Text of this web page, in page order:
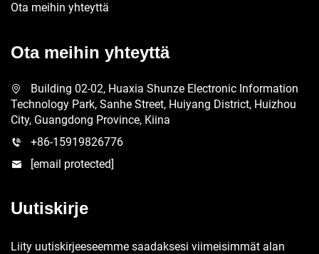
Ota meihin yhteyttä
Ota meihin yhteyttä
Building 02-02, Huaxia Shunze Electronic Information
Technology Park, Sanhe Street, Huiyang District, Huizhou
City, Guangdong Province, Kiina
+86-15919826776
[email protected]
Uutiskirje
Liity uutiskirjeeseemme saadaksesi viimeisimmät alan